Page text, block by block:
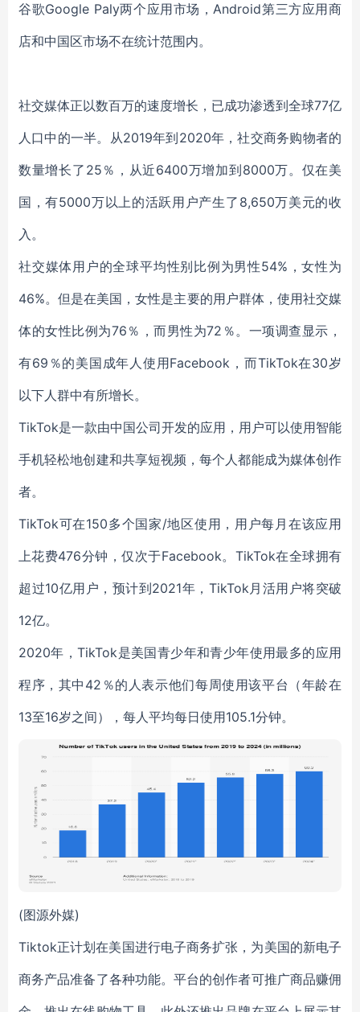
谷歌Google Paly两个应用市场，Android第三方应用商
店和中国区市场不在统计范围内。
社交媒体正以数百万的速度增长，已成功渗透到全球77亿
人口中的一半。从2019年到2020年，社交商务购物者的
数量增长了25％，从近6400万增加到8000万。仅在美
国，有5000万以上的活跃用户产生了8,650万美元的收
入。
社交媒体用户的全球平均性别比例为男性54%，女性为
46%。但是在美国，女性是主要的用户群体，使用社交媒
体的女性比例为76％，而男性为72％。一项调查显示，
有69％的美国成年人使用Facebook，而TikTok在30岁
以下人群中有所增长。
TikTok是一款由中国公司开发的应用，用户可以使用智能
手机轻松地创建和共享短视频，每个人都能成为媒体创作
者。
TikTok可在150多个国家/地区使用，用户每月在该应用
上花费476分钟 ，仅次于Facebook。TikTok在全球拥有
超过10亿用户， 预计到2021年，TikTok月活用户将突破
12亿。
2020年，TikTok是美国青少年和青少年使用最多的应用
程序 ，其中42％的人表示他们每周使用该平台（年龄在
13至16岁之间），每人平均每日使用105.1分钟。
(图源外媒)
Tiktok正计划在美国进行电子商务扩张，为美国的新电子
商务产品准备了各种功能。平台的创作者可推广商品赚佣